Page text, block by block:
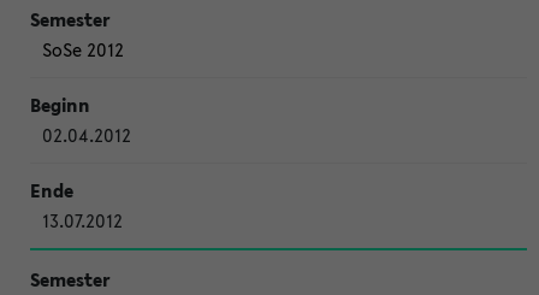
SoSe 2012
02.04.2012
13.07.2012